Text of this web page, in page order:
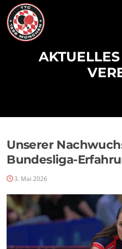
Inhalt
springen
Beiträge
Unserer
Bundesliga-
3. Mai 2026